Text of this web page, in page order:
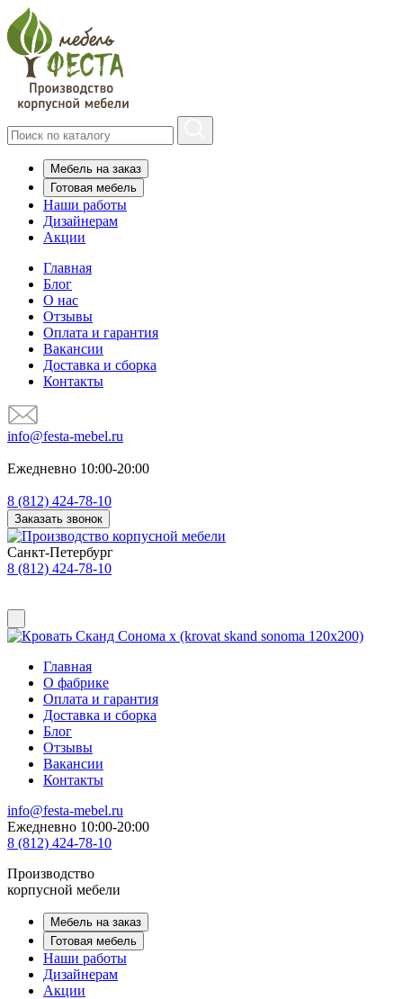
Мебель на заказ
Готовая мебель
Наши работы
Дизайнерам
Акции
Главная
Блог
О нас
Отзывы
Оплата и гарантия
Вакансии
Доставка и сборка
Контакты
info@festa-mebel.ru
Ежедневно 10:00-20:00
8 (812) 424-78-10
Заказать звонок
Санкт-Петербург
8 (812) 424-78-10
Главная
О фабрике
Оплата и гарантия
Доставка и сборка
Блог
Отзывы
Вакансии
Контакты
info@festa-mebel.ru
Ежедневно 10:00-20:00
8 (812) 424-78-10
Производство
корпусной мебели
Мебель на заказ
Готовая мебель
Наши работы
Дизайнерам
Акции